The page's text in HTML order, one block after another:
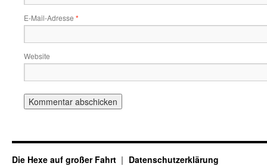
E-Mail-Adresse *
Website
Die Hexe auf großer Fahrt Datenschutzerklärung